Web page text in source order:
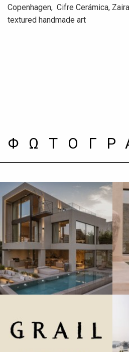
Copenhagen, Cifre Cerámica,
textured handmade art